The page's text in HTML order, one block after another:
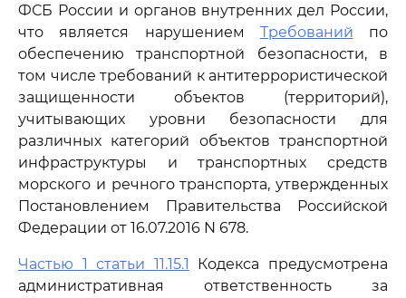
ФСБ России и органов внутренних дел России,
что является нарушением Требований по
обеспечению транспортной безопасности, в
том числе требований к антитеррористической
защищенности объектов (территорий),
учитывающих уровни безопасности для
различных категорий объектов транспортной
инфраструктуры и транспортных средств
морского и речного транспорта, утвержденных
Постановлением Правительства Российской
Федерации от 16.07.2016 N 678.
Частью 1 статьи 11.15.1 Кодекса предусмотрена
административная ответственность за